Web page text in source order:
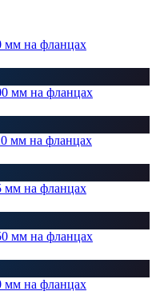
мм на фланцах
мм на фланцах
мм на фланцах
мм на фланцах
мм на фланцах
мм на фланцах